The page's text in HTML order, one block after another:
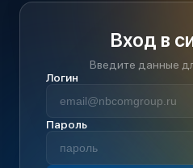
Вход в
Введите данные
Логин
Пароль